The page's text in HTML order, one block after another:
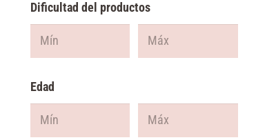
Dificultad del productos
Edad